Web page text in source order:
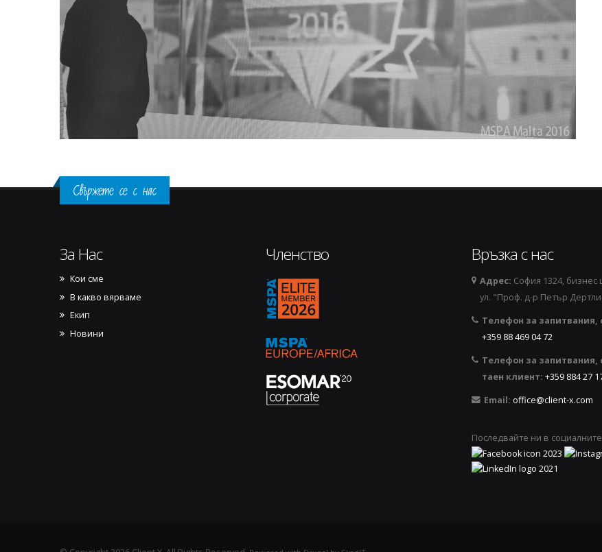
Свържете се с нас
За Нас
Кои сме
В какво вярваме
Екип
Новини
Членство
1770144973889-removebg-preview.png
Връзка с нас
Адрес: София 1324,
ул. "Проф. д-р Петър
Телефон за запитвания,
+359 88 469 04 72
Телефон за запитвания,
таен клиент: +359 884 27
Email: office@client-x.com
Последвайте ни в